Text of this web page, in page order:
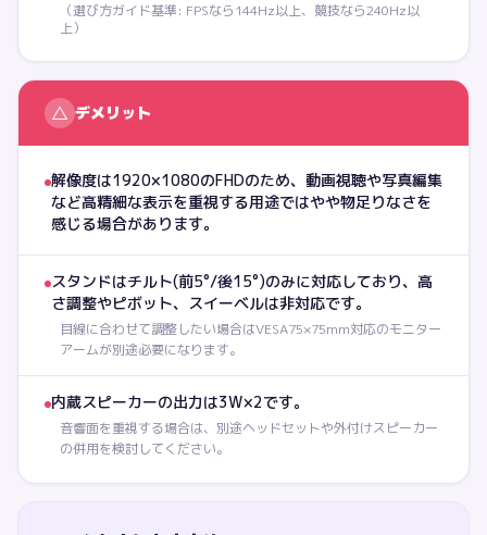
（選び方ガイド基準: FPSなら144Hz以上、競技なら240Hz以
上）
△ デメリット
解像度は1920×1080のFHDのため、動画視聴や写真編集
など高精細な表示を重視する用途ではやや物足りなさを
感じる場合があります。
スタンドはチルト(前5°/後15°)のみに対応しており、高
さ調整やピボット、スイーベルは非対応です。
目線に合わせて調整したい場合はVESA75×75mm対応のモニター
アームが別途必要になります。
内蔵スピーカーの出力は3W×2です。
音響面を重視する場合は、別途ヘッドセットや外付けスピーカー
の併用を検討してください。